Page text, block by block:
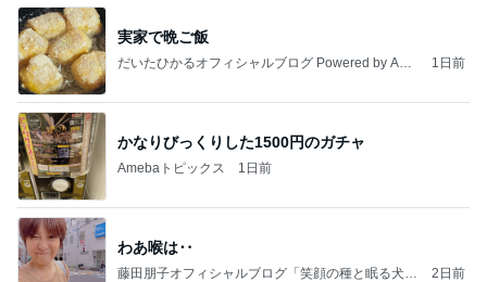
実家で晩ご飯
だいたひかるオフィシャルブログ Powered by Ame
1日前
かなりびっくりした1500円のガチャ
Amebaトピックス 1日前
わあ喉は‥
藤田朋子オフィシャルブログ「笑顔の種と眠る犬」
2日前